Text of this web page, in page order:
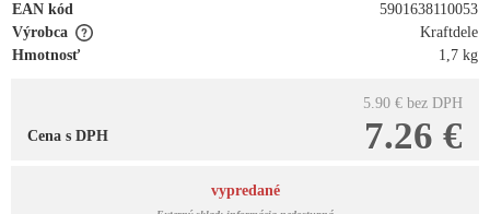
EAN kód
5901638110053
Výrobca
Kraftdele
Hmotnosť
1,7 kg
5.90 € bez DPH
7.26 €
Cena s DPH
vypredané